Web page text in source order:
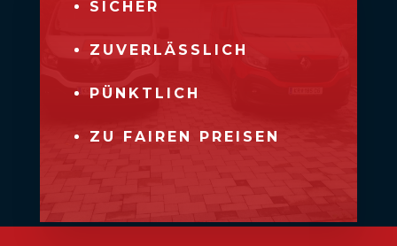
SICHER
ZUVERLÄSSLICH
PÜNKTLICH
ZU FAIREN PREISEN